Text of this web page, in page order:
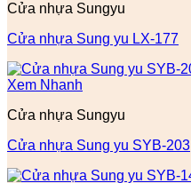
Cửa nhựa Sungyu
Cửa nhựa Sung yu LX-177
Xem Nhanh
Cửa nhựa Sungyu
Cửa nhựa Sung yu SYB-203